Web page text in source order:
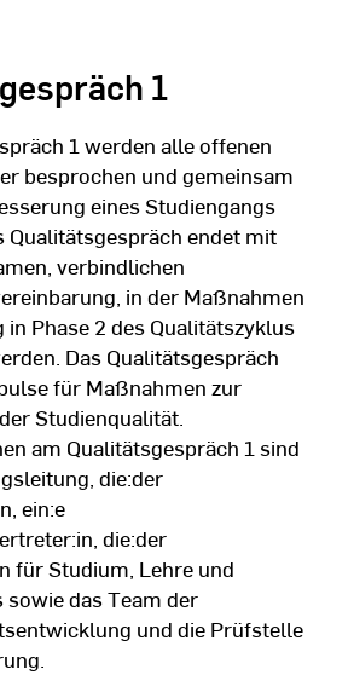
1
1 werden alle offenen
besprochen und gemeinsam
eines Studiengangs
Qualitätsgespräch endet mit
verbindlichen
in der Maßnahmen
Phase 2 des Qualitätszyklus
Das Qualitätsgespräch
für Maßnahmen zur
Studienqualität.
am Qualitätsgespräch 1 sind
die:der
ein:e
die:der
für Studium, Lehre und
das Team der
und die Prüfstelle